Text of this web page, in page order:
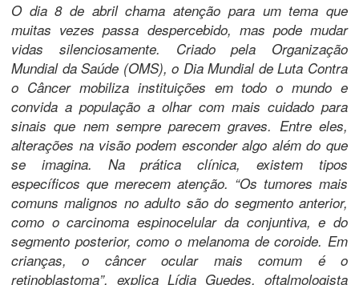
O dia 8 de abril chama atenção para um tema que
muitas vezes passa despercebido, mas pode mudar
vidas silenciosamente. Criado pela Organização
Mundial da Saúde (OMS), o Dia Mundial de Luta Contra
o Câncer mobiliza instituições em todo o mundo e
convida a população a olhar com mais cuidado para
sinais que nem sempre parecem graves. Entre eles,
alterações na visão podem esconder algo além do que
se imagina. Na prática clínica, existem tipos
específicos que merecem atenção. “Os tumores mais
comuns malignos no adulto são do segmento anterior,
como o carcinoma espinocelular da conjuntiva, e do
segmento posterior, como o melanoma de coroide. Em
crianças, o câncer ocular mais comum é o
retinoblastoma”, explica Lídia Guedes, oftalmologista